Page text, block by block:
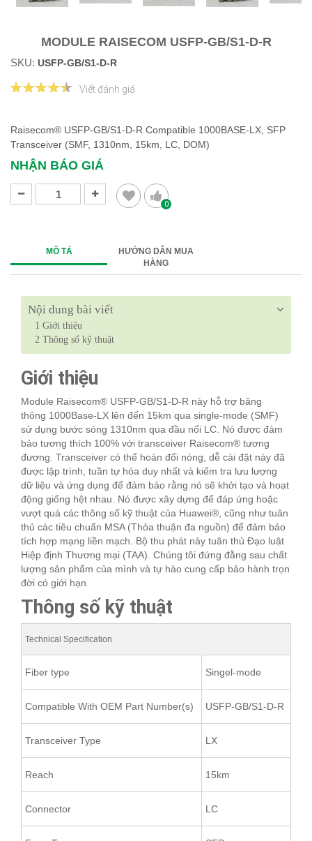
MODULE RAISECOM USFP-GB/S1-D-R
SKU: USFP-GB/S1-D-R
Viết đánh giá
Raisecom® USFP-GB/S1-D-R Compatible 1000BASE-LX, SFP
Transceiver (SMF, 1310nm, 15km, LC, DOM)
NHẬN BÁO GIÁ
0
MÔ TẢ
HƯỚNG DẪN MUA
HÀNG
Nội dung bài viết
1 Giới thiệu
2 Thông số kỹ thuật
Giới thiệu
Module Raisecom® USFP-GB/S1-D-R này hỗ trợ băng
thông 1000Base-LX lên đến 15km qua single-mode (SMF)
sử dụng bước sóng 1310nm qua đầu nối LC. Nó được đảm
bảo tương thích 100% với transceiver Raisecom® tương
đương. Transceiver có thể hoán đổi nóng, dễ cài đặt này đã
được lập trình, tuần tự hóa duy nhất và kiểm tra lưu lượng
dữ liệu và ứng dụng để đảm bảo rằng nó sẽ khởi tạo và hoạt
động giống hệt nhau. Nó được xây dựng để đáp ứng hoặc
vượt quá các thông số kỹ thuật của Huawei®, cũng như tuân
thủ các tiêu chuẩn MSA (Thỏa thuận đa nguồn) để đảm bảo
tích hợp mạng liền mạch. Bộ thu phát này tuân thủ Đạo luật
Hiệp định Thương mại (TAA). Chúng tôi đứng đằng sau chất
lượng sản phẩm của mình và tự hào cung cấp bảo hành trọn
đời có giới hạn.
Thông số kỹ thuật
Technical Specification
Fiber type Singel-mode
Compatible With OEM Part Number(s) USFP-GB/S1-D-R
Transceiver Type LX
Reach 15km
Connector LC